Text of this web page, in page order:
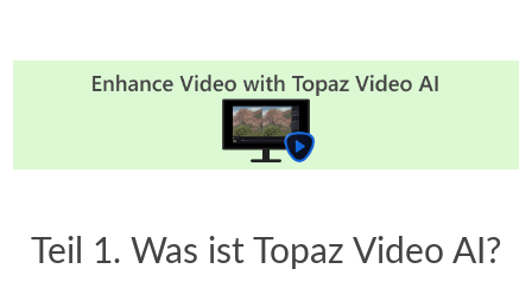
Teil 1. Was ist Topaz Video AI?